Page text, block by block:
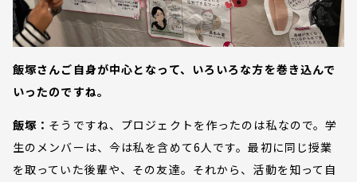
飯塚さんご自身が中心となって、いろいろな方を巻き込んで
いったのですね。
飯塚： そうですね、プロジェクトを作ったのは私なので。学
生のメンバーは、今は私を含めて6人です。最初に同じ授業
を取っていた後輩や、その友達。それから、活動を知って自